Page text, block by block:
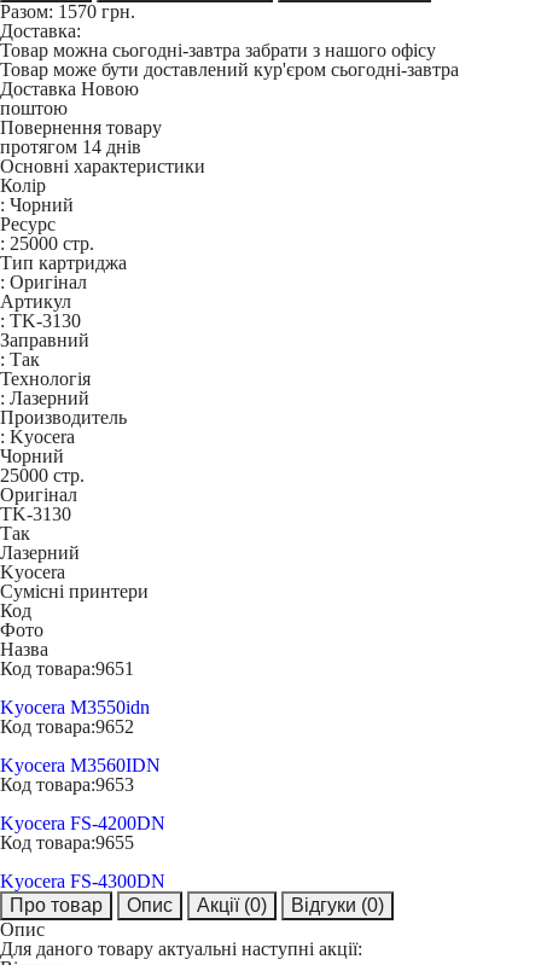
Разом: 1570 грн.
Доставка:
Товар можна сьогодні-завтра забрати з нашого офісу
Товар може бути доставлений кур'єром сьогодні-завтра
Доставка Новою
поштою
Повернення товару
протягом 14 днів
Основні характеристики
Колір
: Чорний
Ресурс
: 25000 стр.
Тип картриджа
: Оригінал
Артикул
: TK-3130
Заправний
: Так
Технологія
: Лазерний
Производитель
: Kyocera
Чорний
25000 стр.
Оригінал
TK-3130
Так
Лазерний
Kyocera
Сумісні принтери
Код
Фото
Назва
Код товара:9651
Kyocera M3550idn
Код товара:9652
Kyocera M3560IDN
Код товара:9653
Kyocera FS-4200DN
Код товара:9655
Kyocera FS-4300DN
Про товар
Опис Акції (0) Відгуки (0)
Опис
Для даного товару актуальні наступні акції: